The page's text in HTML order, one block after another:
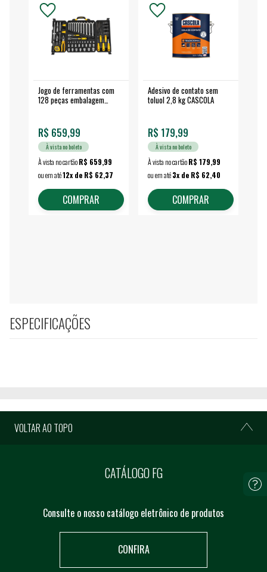
Jogo de ferramentas com
128 peças embalagem
R$ 659,99
À vista no boleto
À vista no cartãoR$ 659,99
ou em até12x de R$ 62,37
COMPRAR
Adesivo de contato sem
toluol 2,8 kg CASCOLA
R$ 179,99
À vista no boleto
À vista no cartãoR$ 179,99
ou em até3x de R$ 62,40
COMPRAR
ESPECIFICAÇÕES
VOLTAR AO TOPO
CATÁLOGO FG
Consulte o nosso catálogo eletrônico de produtos
CONFIRA